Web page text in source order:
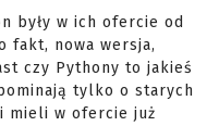
były w ich ofercie od
fakt, nowa wersja,
czy Pythony to jakieś
tylko o starych
mieli w ofercie już